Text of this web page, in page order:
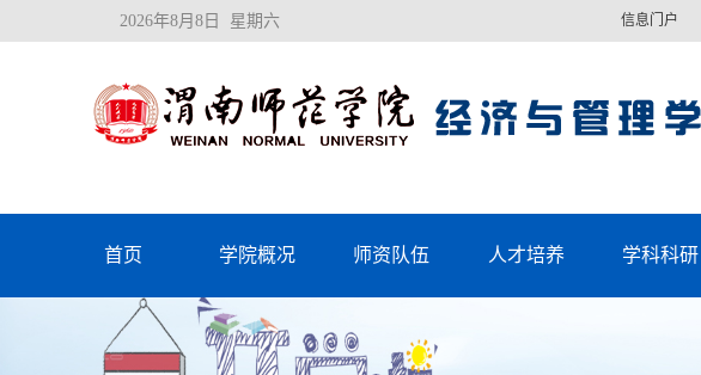
2026年8月8日 星期六 信息门户
首页 学院概况 师资队伍 人才培养 学科科研